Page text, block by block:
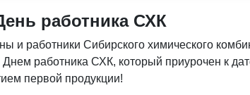
работника СХК
и работники Сибирского химического
работника СХК, который приурочен к
первой продукции!